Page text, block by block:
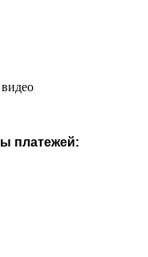
платежей: